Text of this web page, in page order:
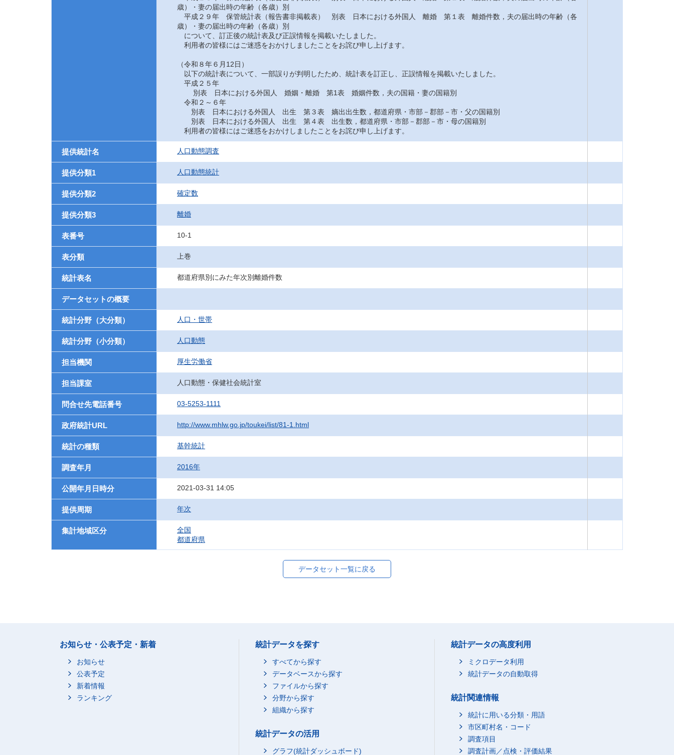
歳）・妻の届出時の年齢（各歳）別
平成２９年 保管統計表（報告書非掲載表） 別表 日本における外国人 離婚 第１表 離婚件数，夫の届出時の年齢（各
歳）・妻の届出時の年齢（各歳）別
について、訂正後の統計表及び正誤情報を掲載いたしました。
利用者の皆様にはご迷惑をおかけしましたことをお詫び申し上げます。
（令和８年６月12日）
以下の統計表について、一部誤りが判明したため、統計表を訂正し、正誤情報を掲載いたしました。
平成２５年
別表 日本における外国人 婚姻・離婚 第1表 婚姻件数，夫の国籍・妻の国籍別
令和２～６年
別表 日本における外国人 出生 第３表 嫡出出生数，都道府県・市部－郡部－市・父の国籍別
別表 日本における外国人 出生 第４表 出生数，都道府県・市部－郡部－市・母の国籍別
利用者の皆様にはご迷惑をおかけしましたことをお詫び申し上げます。
提供統計名 人口動態調査
提供分類1 人口動態統計
提供分類2 確定数
提供分類3 離婚
表番号 10-1
表分類 上巻
統計表名 都道府県別にみた年次別離婚件数
データセットの概要
統計分野（大分類） 人口・世帯
統計分野（小分類） 人口動態
担当機関 厚生労働省
担当課室 人口動態・保健社会統計室
問合せ先電話番号 03-5253-1111
政府統計URL http://www.mhlw.go.jp/toukei/list/81-1.html
統計の種類 基幹統計
調査年月 2016年
公開年月日時分 2021-03-31 14:05
提供周期 年次
集計地域区分
全国
都道府県
データセット一覧に戻る
お知らせ・公表予定・新着
お知らせ
公表予定
新着情報
ランキング
統計データを探す
すべてから探す
データベースから探す
ファイルから探す
分野から探す
組織から探す
統計データの活用
グラフ(統計ダッシュボード)
統計データの高度利用
ミクロデータ利用
統計データの自動取得
統計関連情報
統計に用いる分類・用語
市区町村名・コード
調査項目
調査計画／点検・評価結果